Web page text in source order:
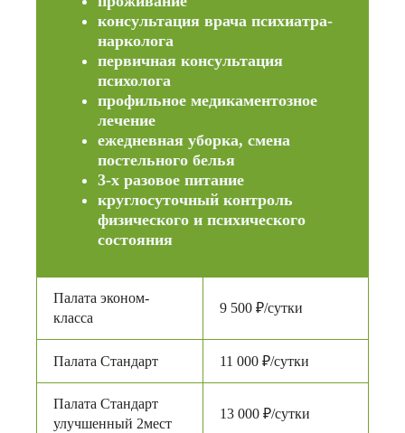
консультация врача психиатра-
нарколога
первичная консультация
психолога
профильное медикаментозное
лечение
ежедневная уборка, смена
постельного белья
3-х разовое питание
круглосуточный контроль
физического и психического
состояния
Палата эконом-
класса
9 500 ₽/сутки
Палата Стандарт 11 000 ₽/сутки
Палата Стандарт
улучшенный 2мест
13 000 ₽/сутки